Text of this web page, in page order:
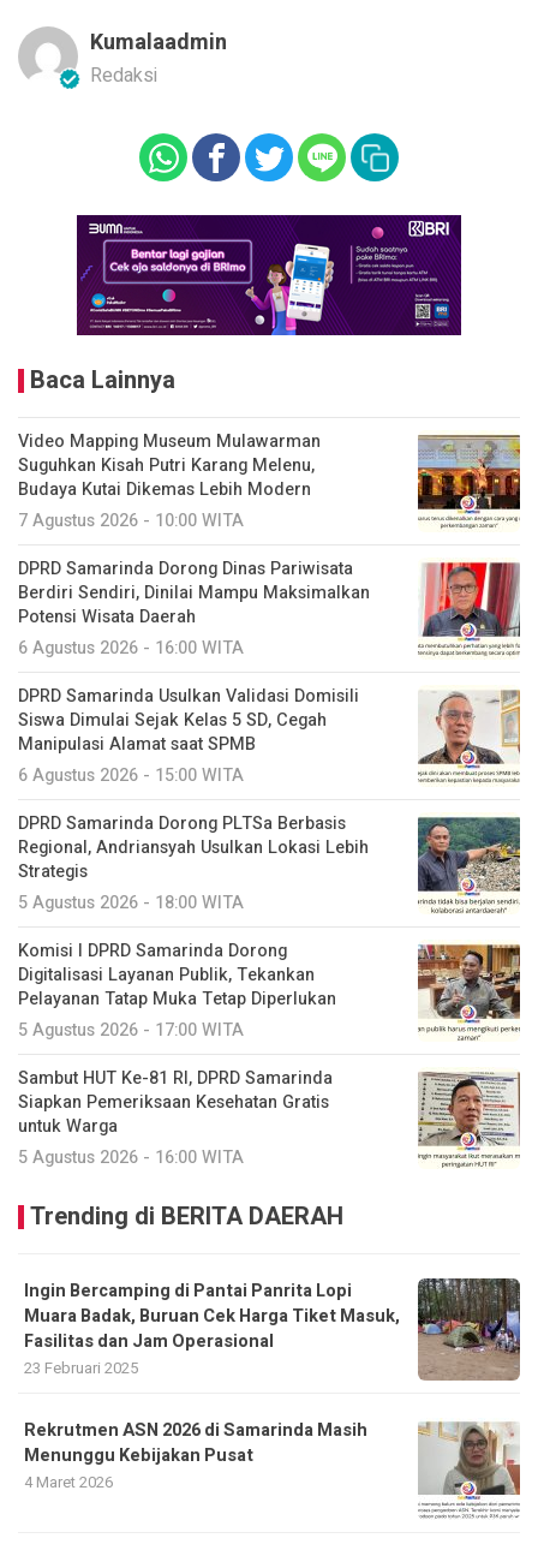
Kumalaadmin
Redaksi
Baca Lainnya
Video Mapping Museum Mulawarman
Suguhkan Kisah Putri Karang Melenu,
Budaya Kutai Dikemas Lebih Modern
7 Agustus 2026 - 10:00 WITA
DPRD Samarinda Dorong Dinas Pariwisata
Berdiri Sendiri, Dinilai Mampu Maksimalkan
Potensi Wisata Daerah
6 Agustus 2026 - 16:00 WITA
DPRD Samarinda Usulkan Validasi Domisili
Siswa Dimulai Sejak Kelas 5 SD, Cegah
Manipulasi Alamat saat SPMB
6 Agustus 2026 - 15:00 WITA
DPRD Samarinda Dorong PLTSa Berbasis
Regional, Andriansyah Usulkan Lokasi Lebih
Strategis
5 Agustus 2026 - 18:00 WITA
Komisi I DPRD Samarinda Dorong
Digitalisasi Layanan Publik, Tekankan
Pelayanan Tatap Muka Tetap Diperlukan
5 Agustus 2026 - 17:00 WITA
Sambut HUT Ke-81 RI, DPRD Samarinda
Siapkan Pemeriksaan Kesehatan Gratis
untuk Warga
5 Agustus 2026 - 16:00 WITA
Trending di BERITA DAERAH
Ingin Bercamping di Pantai Panrita Lopi
Muara Badak, Buruan Cek Harga Tiket Masuk,
Fasilitas dan Jam Operasional
23 Februari 2025
Rekrutmen ASN 2026 di Samarinda Masih
Menunggu Kebijakan Pusat
4 Maret 2026